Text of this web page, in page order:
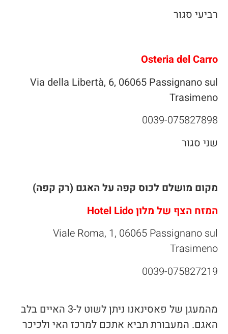
רביעי סגור
Osteria del Carro
Via della Libertà, 6, 06065 Passignano sul
Trasimeno
0039-075827898
שני סגור
מקום מושלם לכוס קפה על האגם (רק קפה)
המזח הצף של מלוןHotel Lido
Viale Roma, 1, 06065 Passignano sul
Trasimeno
0039-075827219
מהמעגן של פאסינאנו ניתן לשוט ל-3 האיים בלב
האגם. המעבורת תביא אתכם למרכז האי ולכיכר